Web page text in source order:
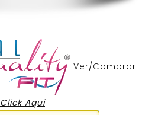
Ver/Comprar
Click Aqui